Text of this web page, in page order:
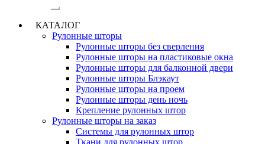
КАТАЛОГ
Рулонные шторы
Рулонные шторы без сверления
Рулонные шторы на пластиковые окна
Рулонные шторы для балконной двери
Рулонные шторы Блэкаут
Рулонные шторы на проем
Рулонные шторы день ночь
Крепление рулонных штор
Рулонные шторы на заказ
Системы для рулонных штор
Ткани для рулонных штор